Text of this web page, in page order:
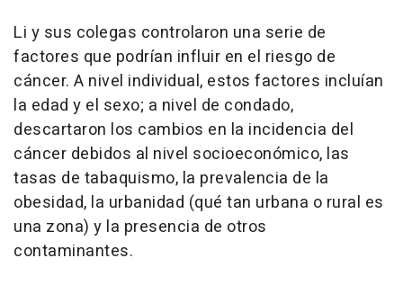
Li y sus colegas controlaron una serie de
factores que podrían influir en el riesgo de
cáncer. A nivel individual, estos factores incluían
la edad y el sexo; a nivel de condado,
descartaron los cambios en la incidencia del
cáncer debidos al nivel socioeconómico, las
tasas de tabaquismo, la prevalencia de la
obesidad, la urbanidad (qué tan urbana o rural es
una zona) y la presencia de otros
contaminantes.